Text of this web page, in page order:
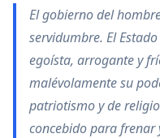
El gobierno del
servidumbre. El
egoísta, arrogante y
malévolamente su
patriotismo y de
concebido para frenar